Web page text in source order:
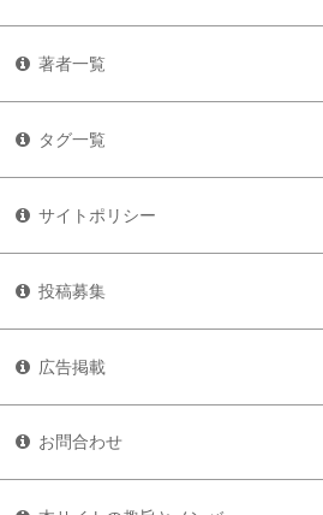
著者一覧
タグ一覧
サイトポリシー
投稿募集
広告掲載
お問合わせ